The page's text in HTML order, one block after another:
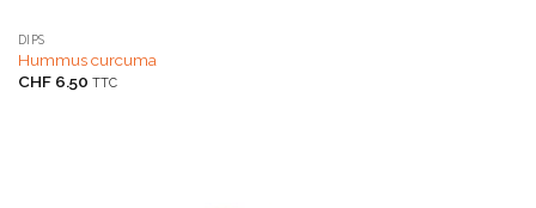
DIPS
Hummus curcuma
CHF6.50 TTC